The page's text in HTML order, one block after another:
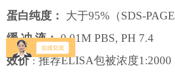
蛋白纯度：
大于95% （SDS-PAGE
缓 冲 液： 0.01M PBS, PH 7.4
效价：推荐ELISA包被浓度1:2000